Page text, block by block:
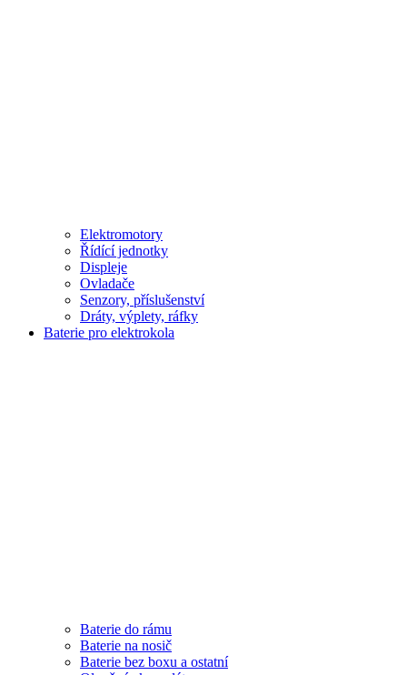
Elektromotory
Řídící jednotky
Displeje
Ovladače
Senzory, příslušenství
Dráty, výplety, ráfky
Baterie pro elektrokola
Baterie do rámu
Baterie na nosič
Baterie bez boxu a ostatní